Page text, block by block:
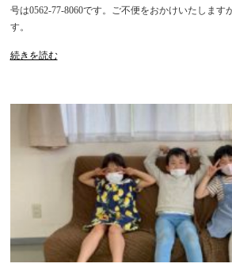
号は0562-77-8060です。ご不便をおかけいたします
す。
続きを読む